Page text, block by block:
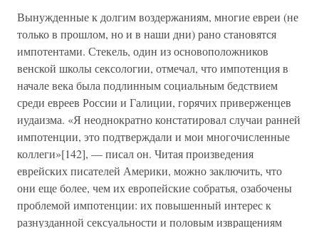
Вынужденные к долгим воздержаниям, многие евреи (не
только в прошлом, но и в наши дни) рано становятся
импотентами. Стекель, один из основоположников
венской школы сексологии, отмечал, что импотенция в
начале века была подлинным социальным бедствием
среди евреев России и Галиции, горячих приверженцев
иудаизма. «Я неоднократно констатировал случаи ранней
импотенции, это подтверждали и мои многочисленные
коллеги»[142], — писал он. Читая произведения
еврейских писателей Америки, можно заключить, что
они еще более, чем их европейские собратья, озабочены
проблемой импотенции: их повышенный интерес к
разнузданной сексуальности и половым извращениям